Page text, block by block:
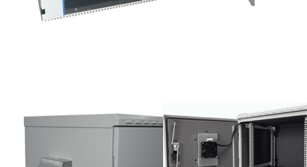
Wandgehäuse IP55,
mit 50W
elektrischer Kühlung!
mehr
Optionen zu
Wandgehäuse IP55,
mit 100W
elektrischer Kühlung!